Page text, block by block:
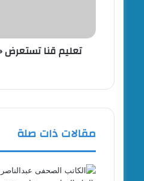
تعليم قنا تستعرض
مقالات ذات صلة